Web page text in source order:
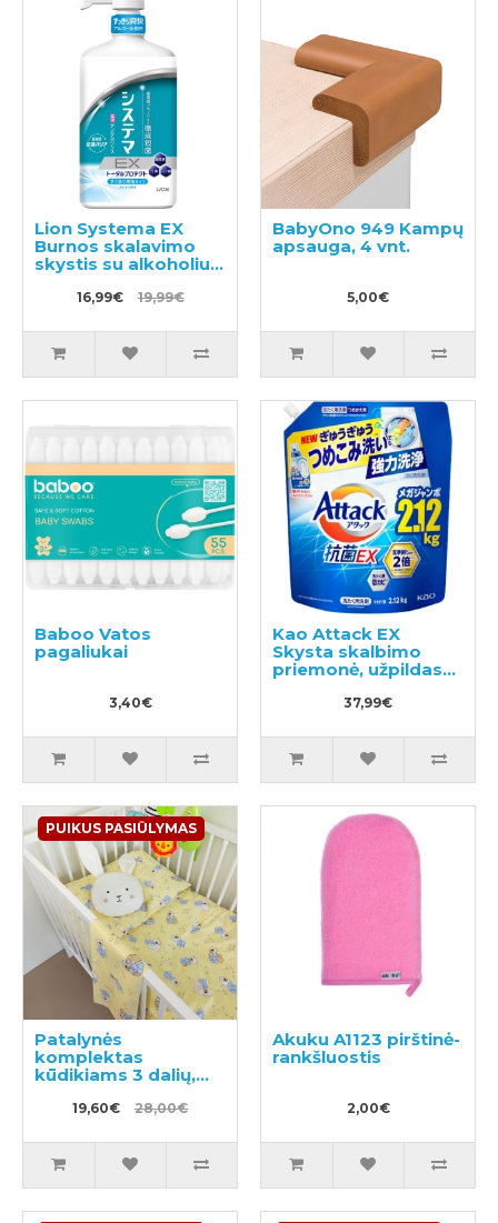
Lion Systema EX
Burnos skalavimo
skystis su alkoholiu
16,99€ 19,99€
BabyOno 949 Kampų
apsauga, 4 vnt.
5,00€
Baboo Vatos
pagaliukai
3,40€
Kao Attack EX
Skysta skalbimo
priemonė, užpildas
37,99€
PUIKUS PASIŪLYMAS
Patalynės
komplektas
kūdikiams 3 dalių,
100x140/105x150/40x60cm
19,60€ 28,00€
Akuku A1123 pirštinė-
rankšluostis
2,00€